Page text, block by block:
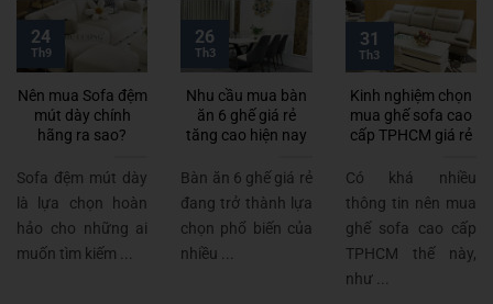
Nên mua Sofa đệm
mút dày chính
hãng ra sao?
Sofa đệm mút dày
là lựa chọn hoàn
hảo cho những ai
muốn tìm kiếm ...
24
Th9
Nhu cầu mua bàn
ăn 6 ghế giá rẻ
tăng cao hiện nay
Bàn ăn 6 ghế giá rẻ
đang trở thành lựa
chọn phổ biến của
nhiều ...
26
Th3
Kinh nghiệm chọn
mua ghế sofa cao
cấp TPHCM giá rẻ
Có khá nhiều
thông tin nên mua
ghế sofa cao cấp
TPHCM thế này,
như ...
31
Th3